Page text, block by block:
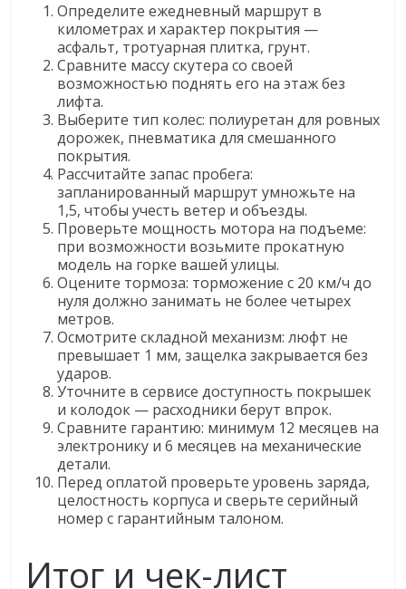
Определите ежедневный маршрут в
километрах и характер покрытия —
асфальт, тротуарная плитка, грунт.
Сравните массу скутера со своей
возможностью поднять его на этаж без
лифта.
Выберите тип колес: полиуретан для ровных
дорожек, пневматика для смешанного
покрытия.
Рассчитайте запас пробега:
запланированный маршрут умножьте на
1,5, чтобы учесть ветер и объезды.
Проверьте мощность мотора на подъеме:
при возможности возьмите прокатную
модель на горке вашей улицы.
Оцените тормоза: торможение с 20 км/ч до
нуля должно занимать не более четырех
метров.
Осмотрите складной механизм: люфт не
превышает 1 мм, защелка закрывается без
ударов.
Уточните в сервисе доступность покрышек
и колодок — расходники берут впрок.
Сравните гарантию: минимум 12 месяцев на
электронику и 6 месяцев на механические
детали.
Перед оплатой проверьте уровень заряда,
целостность корпуса и сверьте серийный
номер с гарантийным талоном.
Итог и чек-лист